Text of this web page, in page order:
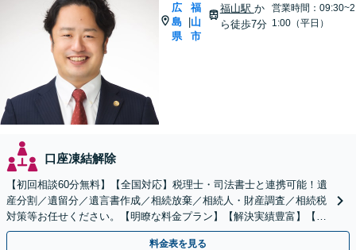
広
島
県
福
山
市
福山駅 か
ら徒歩7分
営業時間：09:30~2
1:00（平日）
口座凍結解除
【初回相談60分無料】【全国対応】税理士・司法書士と連携可能！遺
産分割／遺留分／遺言書作成／相続放棄／相続人・財産調査／相続税
対策等お任せください。【明瞭な料金プラン】【解決実績豊富】【電
話相談可】
料金表を見る